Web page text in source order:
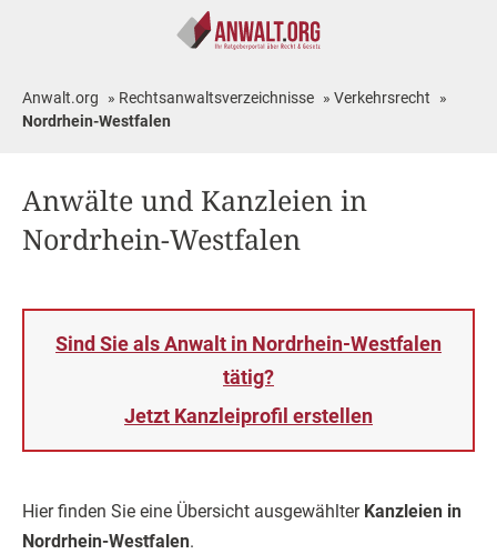
Anwälte und Kanzleien in
Nordrhein-Westfalen
Anwalt.org » Rechtsanwaltsverzeichnisse » Verkehrsrecht
»
Nordrhein-Westfalen
Sind Sie als Anwalt in Nordrhein-Westfalen
tätig?
Jetzt Kanzleiprofil erstellen
Hier finden Sie eine Übersicht ausgewählter Kanzleien in
Nordrhein-Westfalen.